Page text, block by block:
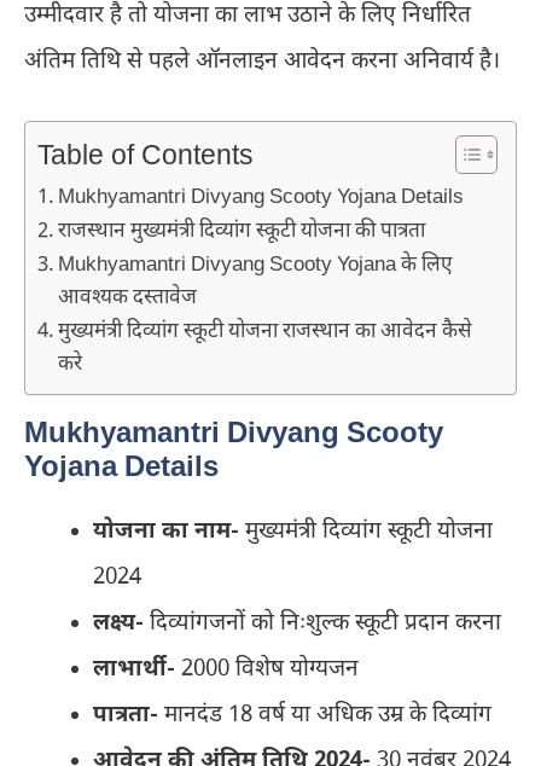
उम्मीदवार है तो योजना का लाभ उठाने के लिए निर्धारित
अंतिम तिथि से पहले ऑनलाइन आवेदन करना अनिवार्य है।
Table of Contents
Mukhyamantri Divyang Scooty Yojana Details
राजस्थान मुख्यमंत्री दिव्यांग स्कूटी योजना की पात्रता
Mukhyamantri Divyang Scooty Yojana के लिए
आवश्यक दस्तावेज
मुख्यमंत्री दिव्यांग स्कूटी योजना राजस्थान का आवेदन कैसे
करे
Mukhyamantri Divyang Scooty
Yojana Details
योजना का नाम- मुख्यमंत्री दिव्यांग स्कूटी योजना
2024
लक्ष्य- दिव्यांगजनों को निःशुल्क स्कूटी प्रदान करना
लाभार्थी- 2000 विशेष योग्यजन
पात्रता- मानदंड 18 वर्ष या अधिक उम्र के दिव्यांग